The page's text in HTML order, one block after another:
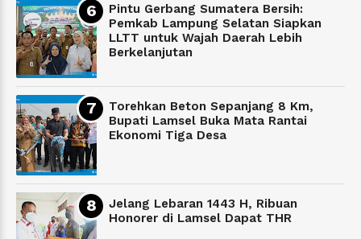
Pintu Gerbang Sumatera Bersih:
Pemkab Lampung Selatan Siapkan
LLTT untuk Wajah Daerah Lebih
Berkelanjutan
Torehkan Beton Sepanjang 8 Km,
Bupati Lamsel Buka Mata Rantai
Ekonomi Tiga Desa
Jelang Lebaran 1443 H, Ribuan
Honorer di Lamsel Dapat THR